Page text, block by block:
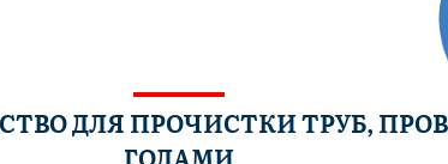
ДЛЯ ПРОЧИСТКИ ТРУБ,